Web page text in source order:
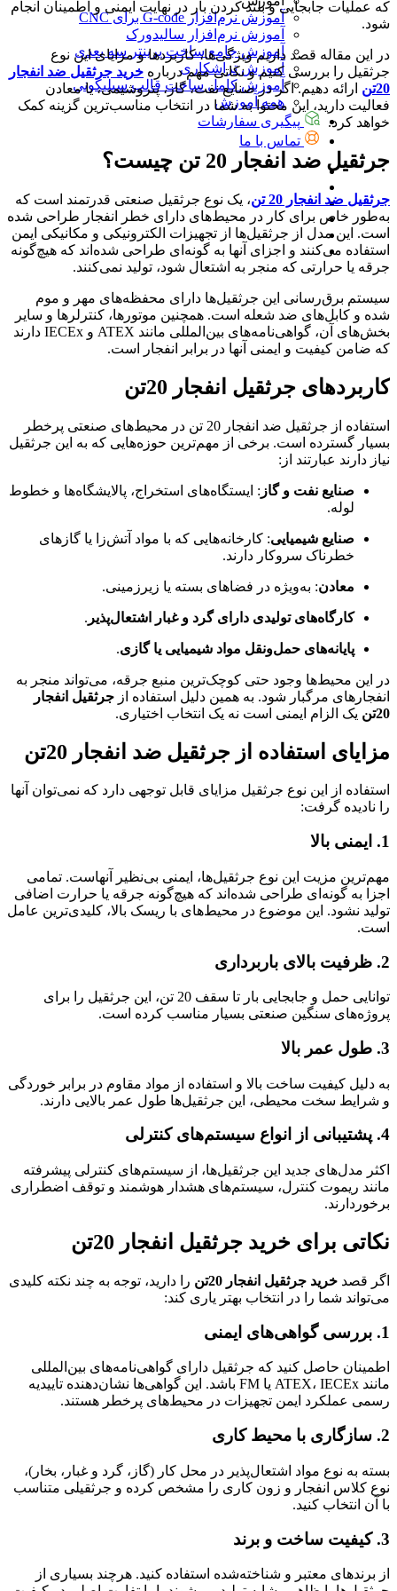
آموزش نرم‌افزار G-code برای CNC
آموزش نرم‌افزار سالیدورک
آموزش جامع ساخت پرینتر سه بعدی
آموزش تراشکاری
آموزش کامل ساخت قالب سیلیکونی
همه آموزش
پیگیری سفارشات
تماس با ما
که عملیات جابجایی و بلند کردن بار در نهایت ایمنی و اطمینان انجام
شود.
در این مقاله قصد داریم ویژگی‌ها، کاربردها و مزایای این نوع
جرثقیل را بررسی کنیم و نکاتی مهم درباره خرید جرثقیل ضد انفجار
20تن
ارائه دهیم. اگر در صنایع نفت، گاز، پتروشیمی، یا معادن
فعالیت دارید، این محتوا به شما در انتخاب مناسب‌ترین گزینه کمک
خواهد کرد.
جرثقیل ضد انفجار 20 تن چیست؟
جرثقیل ضد انفجار 20 تن
، یک نوع جرثقیل صنعتی قدرتمند است که
به‌طور خاص برای کار در محیط‌های دارای خطر انفجار طراحی شده
است. این مدل از جرثقیل‌ها از تجهیزات الکترونیکی و مکانیکی ایمن
استفاده می‌کنند و اجزای آنها به گونه‌ای طراحی شده‌اند که هیچ‌گونه
جرقه یا حرارتی که منجر به اشتعال شود، تولید نمی‌کنند.
سیستم برق‌رسانی این جرثقیل‌ها دارای محفظه‌های مهر و موم
شده و کابل‌های ضد شعله است. همچنین موتورها، کنترلرها و سایر
بخش‌های آن، گواهی‌نامه‌های بین‌المللی مانند ATEX و IECEx دارند
که ضامن کیفیت و ایمنی آنها در برابر انفجار است.
کاربردهای جرثقیل انفجار 20تن
استفاده از جرثقیل ضد انفجار 20 تن در محیط‌های صنعتی پرخطر
بسیار گسترده است. برخی از مهم‌ترین حوزه‌هایی که به این جرثقیل
نیاز دارند عبارتند از:
صنایع نفت و گاز : ایستگاه‌های استخراج، پالایشگاه‌ها و خطوط
لوله.
صنایع شیمیایی: کارخانه‌هایی که با مواد آتش‌زا یا گازهای
خطرناک سروکار دارند.
معادن: به‌ویژه در فضاهای بسته یا زیرزمینی.
کارگاه‌های تولیدی دارای گرد و غبار اشتعال‌پذیر .
پایانه‌های حمل‌ونقل مواد شیمیایی یا گازی.
در این محیط‌ها وجود حتی کوچک‌ترین منبع جرقه، می‌تواند منجر به
انفجارهای مرگبار شود. به همین دلیل استفاده از جرثقیل انفجار
20تن
یک الزام ایمنی است نه یک انتخاب اختیاری.
مزایای استفاده از جرثقیل ضد انفجار 20تن
استفاده از این نوع جرثقیل مزایای قابل توجهی دارد که نمی‌توان آنها
را نادیده گرفت:
1. ایمنی بالا
مهم‌ترین مزیت این نوع جرثقیل‌ها، ایمنی بی‌نظیر آنهاست. تمامی
اجزا به گونه‌ای طراحی شده‌اند که هیچ‌گونه جرقه یا حرارت اضافی
تولید نشود. این موضوع در محیط‌های با ریسک بالا، کلیدی‌ترین عامل
است.
2. ظرفیت بالای باربرداری
توانایی حمل و جابجایی بار تا سقف 20 تن، این جرثقیل را برای
پروژه‌های سنگین صنعتی بسیار مناسب کرده است.
3. طول عمر بالا
به دلیل کیفیت ساخت بالا و استفاده از مواد مقاوم در برابر خوردگی
و شرایط سخت محیطی، این جرثقیل‌ها طول عمر بالایی دارند.
4. پشتیبانی از انواع سیستم‌های کنترلی
اکثر مدل‌های جدید این جرثقیل‌ها، از سیستم‌های کنترلی پیشرفته
مانند ریموت کنترل، سیستم‌های هشدار هوشمند و توقف اضطراری
برخوردارند.
نکاتی برای خرید جرثقیل انفجار 20تن
اگر قصد خرید جرثقیل انفجار 20تن
را دارید، توجه به چند نکته کلیدی
می‌تواند شما را در انتخاب بهتر یاری کند:
1. بررسی گواهی‌های ایمنی
اطمینان حاصل کنید که جرثقیل دارای گواهی‌نامه‌های بین‌المللی
مانند ATEX، IECEx یا FM باشد. این گواهی‌ها نشان‌دهنده تاییدیه
رسمی عملکرد ایمن تجهیزات در محیط‌های پرخطر هستند.
2. سازگاری با محیط کاری
بسته به نوع مواد اشتعال‌پذیر در محل کار (گاز، گرد و غبار، بخار)،
نوع کلاس انفجار و زون کاری را مشخص کرده و جرثقیلی متناسب
با آن انتخاب کنید.
3. کیفیت ساخت و برند
از برندهای معتبر و شناخته‌شده استفاده کنید. هرچند بسیاری از